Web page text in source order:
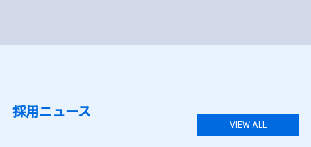
採用ニュース
VIEW ALL